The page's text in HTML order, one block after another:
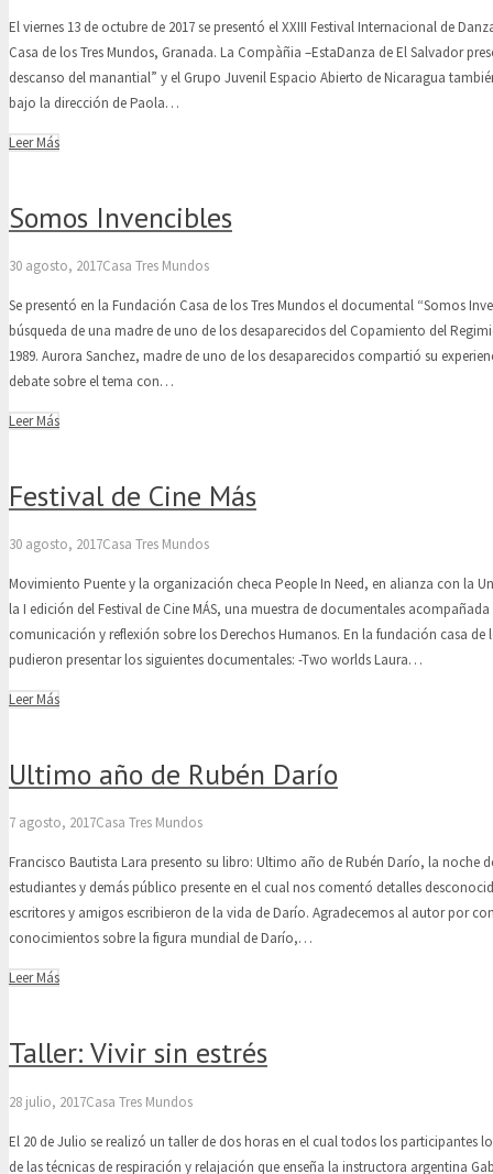
El viernes 13 de octubre de 2017 se presentó el XXIII Festival Internacional de
Casa de los Tres Mundos, Granada. La Compàñia –EstaDanza de El Salvador
descanso del manantial” y el Grupo Juvenil Espacio Abierto de Nicaragua
bajo la dirección de Paola…
Leer Más
Somos Invencibles
30 agosto, 2017Casa Tres Mundos
Se presentó en la Fundación Casa de los Tres Mundos el documental “Somos
búsqueda de una madre de uno de los desaparecidos del Copamiento del
1989. Aurora Sanchez, madre de uno de los desaparecidos compartió su
debate sobre el tema con…
Leer Más
Festival de Cine Más
30 agosto, 2017Casa Tres Mundos
Movimiento Puente y la organización checa People In Need, en alianza con la
la I edición del Festival de Cine MÁS, una muestra de documentales acompañada
comunicación y reflexión sobre los Derechos Humanos. En la fundación casa de
pudieron presentar los siguientes documentales: -Two worlds Laura…
Leer Más
Ultimo año de Rubén Darío
7 agosto, 2017Casa Tres Mundos
Francisco Bautista Lara presento su libro: Ultimo año de Rubén Darío, la noche
estudiantes y demás público presente en el cual nos comentó detalles
escritores y amigos escribieron de la vida de Darío. Agradecemos al autor por
conocimientos sobre la figura mundial de Darío,…
Leer Más
Taller: Vivir sin estrés
28 julio, 2017Casa Tres Mundos
El 20 de Julio se realizó un taller de dos horas en el cual todos los participantes
de las técnicas de respiración y relajación que enseña la instructora argentina